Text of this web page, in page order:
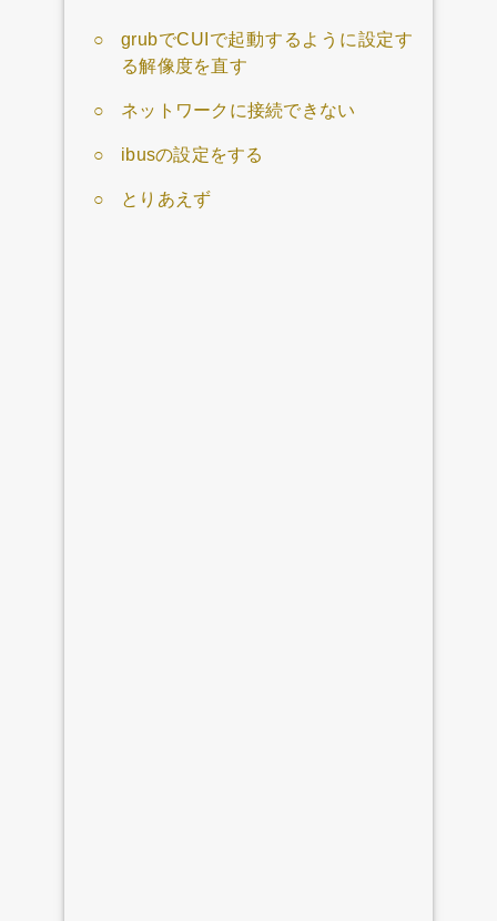
grubでCUIで起動するように設定す
る解像度を直す
ネットワークに接続できない
ibusの設定をする
とりあえず